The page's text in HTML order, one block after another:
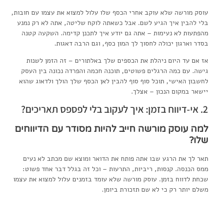
עוסק מורשה שלא עוקב אחרי הכסף שלו עלול למצוא את עצמו עם חובות,
בלי להבין איך הגיע לשם. אבל כשאתה לוקח שליטה, אתה לא רק נמנע
מהפתעות לא נעימות – אתה גם יודע איך לתכנן קדימה. השקעה קטנה
בסדר וארגון יכולה לחסוך לך המון כסף, וגם הרבה דאגות.
אז אם עד היום ניהלת את הכספים שלך באלתורים – זה הזמן לשנות
גישה. עם כמה הרגלים פשוטים, תוכנה חכמה והפרדה נכונה בין העסק
לחשבון האישי, תוכל סוף סוף להבין לאן הכסף שלך הולך ולדאוג שהוא
יישאר במקום הנכון – אצלך.
2. אי-דיווח בזמן: איך לעקוב בלי לפספס תאריכים?
למה עוסק מורשה חייב להיות מסודר עם הדיווחים
שלו?
תאר לך את הרגע שבו אתה פותח את הדואר ומוצא שם מכתב לא נעים
ממס הכנסה. קנסות, ריביות, התרעות – וכל זה בגלל דבר אחד פשוט:
שכחת לדווח בזמן. עוסק מורשה שלא עומד בזמנים עלול למצוא את עצמו
משלם יותר רק כי לא שם תזכורת ביומן.